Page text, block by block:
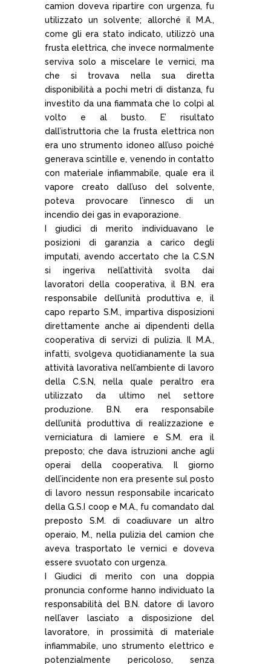
camion doveva ripartire con urgenza, fu
utilizzato un solvente; allorché il M.A.,
come gli era stato indicato, utilizzò una
frusta elettrica, che invece normalmente
serviva solo a miscelare le vernici, ma
che si trovava nella sua diretta
disponibilità a pochi metri di distanza, fu
investito da una fiammata che lo colpì al
volto e al busto. E’ risultato
dall’istruttoria che la frusta elettrica non
era uno strumento idoneo all’uso poiché
generava scintille e, venendo in contatto
con materiale infiammabile, quale era il
vapore creato dall’uso del solvente,
poteva provocare l’innesco di un
incendio dei gas in evaporazione.
I giudici di merito individuavano le
posizioni di garanzia a carico degli
imputati, avendo accertato che la C.S.N
si ingeriva nell’attività svolta dai
lavoratori della cooperativa, il B.N. era
responsabile dell’unità produttiva e, il
capo reparto S.M., impartiva disposizioni
direttamente anche ai dipendenti della
cooperativa di servizi di pulizia. Il M.A.,
infatti, svolgeva quotidianamente la sua
attività lavorativa nell’ambiente di lavoro
della C.S.N, nella quale peraltro era
utilizzato da ultimo nel settore
produzione. B.N. era responsabile
dell’unità produttiva di realizzazione e
verniciatura di lamiere e S.M. era il
preposto; che dava istruzioni anche agli
operai della cooperativa. Il giorno
dell’incidente non era presente sul posto
di lavoro nessun responsabile incaricato
della G.S.I coop e M.A., fu comandato dal
preposto S.M. di coadiuvare un altro
operaio, M., nella pulizia del camion che
aveva trasportato le vernici e doveva
essere svuotato con urgenza.
I Giudici di merito con una doppia
pronuncia conforme hanno individuato la
responsabilità del B.N. datore di lavoro
nell’aver lasciato a disposizione del
lavoratore, in prossimità di materiale
infiammabile, uno strumento elettrico e
potenzialmente pericoloso, senza